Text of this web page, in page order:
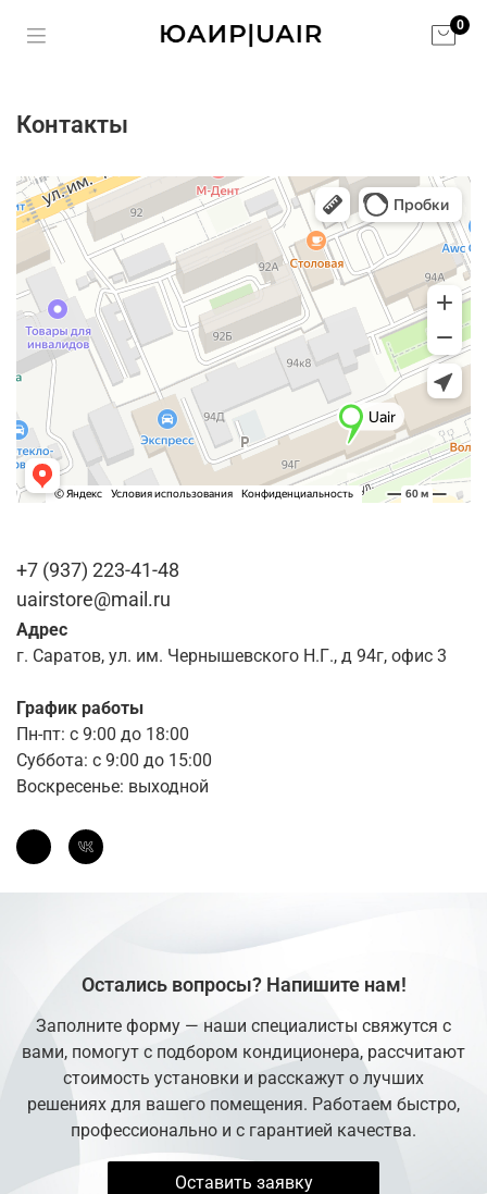
0
Контакты
+7 (937) 223-41-48
uairstore@mail.ru
Адрес
г. Саратов, ул. им. Чернышевского Н.Г., д 94г, офис 3
График работы
Пн-пт: с 9:00 до 18:00
Суббота: с 9:00 до 15:00
Воскресенье: выходной
Остались вопросы? Напишите нам!
Заполните форму — наши специалисты свяжутся с
вами, помогут с подбором кондиционера, рассчитают
стоимость установки и расскажут о лучших
решениях для вашего помещения. Работаем быстро,
профессионально и с гарантией качества.
Оставить заявку